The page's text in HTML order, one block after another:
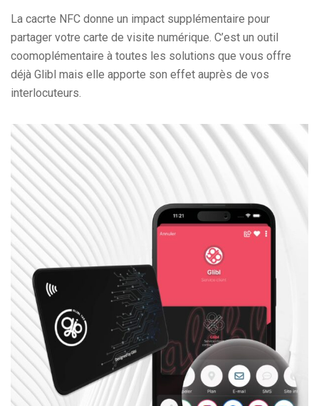
La cacrte NFC donne un impact supplémentaire pour
partager votre carte de visite numérique. C’est un outil
coomoplémentaire à toutes les solutions que vous offre
déjà Glibl mais elle apporte son effet auprès de vos
interlocuteurs.